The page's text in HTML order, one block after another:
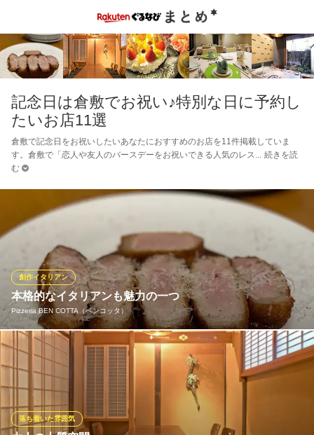
記念日は倉敷でお祝い♪特別な日に予約し
たいお店11選
倉敷で記念日をお祝いしたいあなたにおすすめのお店を11件掲載していま
す。倉敷で「恋人や友人のバースデーをお祝いできる人気のレス
続きを読
む
本格的なイタリアンも魅力の一つ
Pizzeria BEN COTTA（ベンコッタ）
創作イタリアン
もう迷わない！倉敷で本当に美味しい至極のPizza&イタリアンメ
インの肉料理や前菜はベンコッタならでは！といった岡山×イタリ
アンを形にしたメニュー
Pizzeria BEN COTTA（ベンコッタ）
野菜ピザが倉敷の新定番
落ち着いた雰囲気